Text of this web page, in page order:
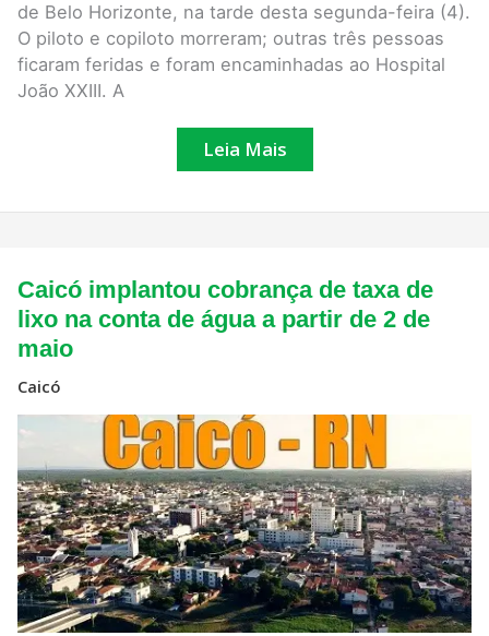
de Belo Horizonte, na tarde desta segunda-feira (4).
O piloto e copiloto morreram; outras três pessoas
ficaram feridas e foram encaminhadas ao Hospital
João XXIII. A
Leia Mais
Caicó implantou cobrança de taxa de
lixo na conta de água a partir de 2 de
maio
Caicó
Caicó
implantou
cobrança
de
conta
de
água
a
partir
de
2
de
maio